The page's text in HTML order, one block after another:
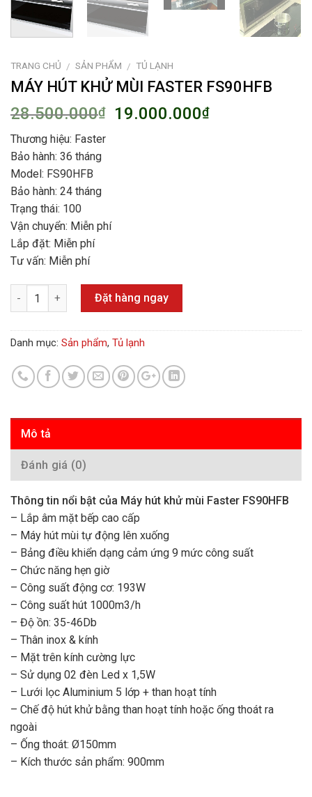
TRANG CHỦ / SẢN PHẨM / TỦ LẠNH
MÁY HÚT KHỬ MÙI FASTER FS90HFB
28.500.000₫ 19.000.000₫
Thương hiệu: Faster
Bảo hành: 36 tháng
Model: FS90HFB
Bảo hành: 24 tháng
Trạng thái: 100
Vận chuyển: Miễn phí
Lắp đặt: Miễn phí
Tư vấn: Miễn phí
Số lượng Đặt hàng ngay
Danh mục: Sản phẩm, Tủ lạnh
Mô tả
Đánh giá (0)
Thông tin nổi bật của Máy hút khử mùi Faster FS90HFB
– Lắp âm mặt bếp cao cấp
– Máy hút mùi tự động lên xuống
– Bảng điều khiển dạng cảm ứng 9 mức công suất
– Chức năng hẹn giờ
– Công suất động cơ: 193W
– Công suất hút 1000m3/h
– Độ ồn: 35-46Db
– Thân inox & kính
– Mặt trên kính cường lực
– Sử dụng 02 đèn Led x 1,5W
– Lưới lọc Aluminium 5 lớp + than hoạt tính
– Chế độ hút khử bằng than hoạt tính hoặc ống thoát ra
ngoài
– Ống thoát: Ø150mm
– Kích thước sản phẩm: 900mm